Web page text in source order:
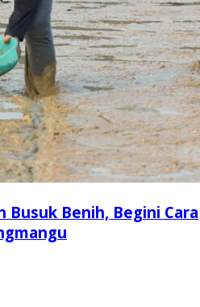
Busuk Benih, Begini Cara